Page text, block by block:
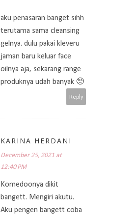
aku penasaran banget sihh
terutama sama cleansing
gelnya. dulu pakai kleveru
jaman baru keluar face
oilnya aja, sekarang range
produknya udah banyak 🥺
Reply
KARINA HERDANI
December 25, 2021 at
12:40 PM
Komedoonya dikit
bangett. Mengiri akutu.
Aku pengen bangett coba